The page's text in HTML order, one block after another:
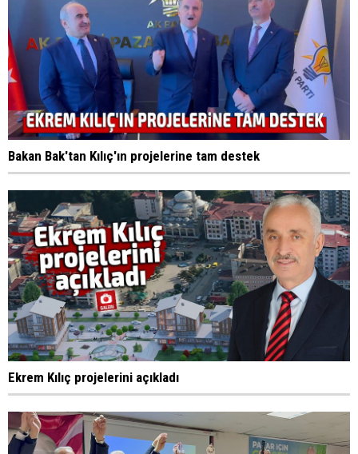
Bakan Bak'tan Kılıç'ın projelerine tam destek
Ekrem Kılıç projelerini açıkladı